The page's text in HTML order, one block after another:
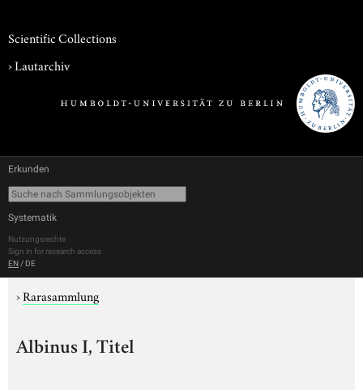
Scientific Collections
›Lautarchiv
Erkunden
Systematik
Nutzungsrechte
Sign in for research access
EN / DE
›Rarasammlung
Albinus I, Titel